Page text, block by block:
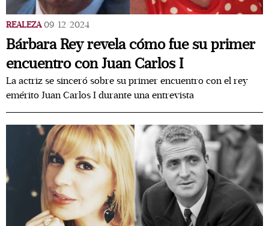
REALEZA 09/12/2024
Bárbara Rey revela cómo fue su primer
encuentro con Juan Carlos I
La actriz se sinceró sobre su primer encuentro con el rey
emérito Juan Carlos I durante una entrevista